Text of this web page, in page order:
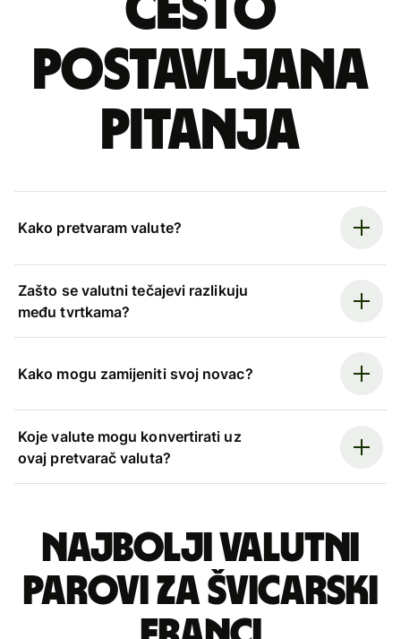
Često
postavljana
pitanja
Kako pretvaram valute?
Zašto se valutni tečajevi razlikuju
među tvrtkama?
Kako mogu zamijeniti svoj novac?
Koje valute mogu konvertirati uz
ovaj pretvarač valuta?
Najbolji valutni
parovi za švicarski